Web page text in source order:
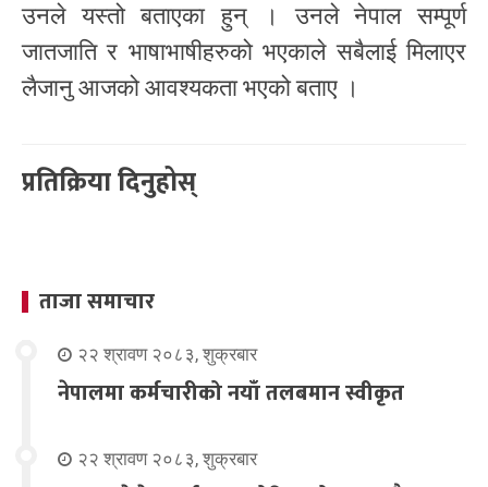
उनले यस्तो बताएका हुन् । उनले नेपाल सम्पूर्ण
जातजाति र भाषाभाषीहरुको भएकाले सबैलाई मिलाएर
लैजानु आजको आवश्यकता भएको बताए ।
प्रतिक्रिया दिनुहोस्
ताजा समाचार
२२ श्रावण २०८३, शुक्रबार
नेपालमा कर्मचारीको नयाँ तलबमान स्वीकृत
२२ श्रावण २०८३, शुक्रबार